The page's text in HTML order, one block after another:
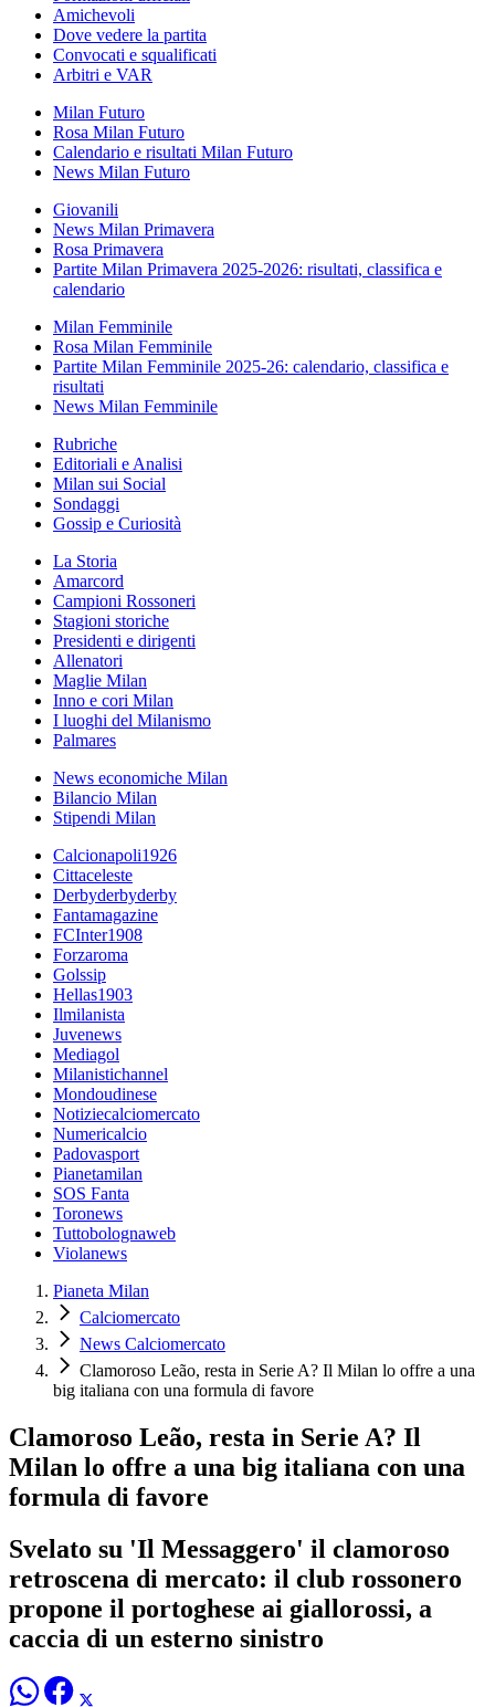
Amichevoli
Dove vedere la partita
Convocati e squalificati
Arbitri e VAR
Milan Futuro
Rosa Milan Futuro
Calendario e risultati Milan Futuro
News Milan Futuro
Giovanili
News Milan Primavera
Rosa Primavera
Partite Milan Primavera 2025-2026: risultati, classifica e
calendario
Milan Femminile
Rosa Milan Femminile
Partite Milan Femminile 2025-26: calendario, classifica e
risultati
News Milan Femminile
Rubriche
Editoriali e Analisi
Milan sui Social
Sondaggi
Gossip e Curiosità
La Storia
Amarcord
Campioni Rossoneri
Stagioni storiche
Presidenti e dirigenti
Allenatori
Maglie Milan
Inno e cori Milan
I luoghi del Milanismo
Palmares
News economiche Milan
Bilancio Milan
Stipendi Milan
Calcionapoli1926
Cittaceleste
Derbyderbyderby
Fantamagazine
FCInter1908
Forzaroma
Golssip
Hellas1903
Ilmilanista
Juvenews
Mediagol
Milanistichannel
Mondoudinese
Notiziecalciomercato
Numericalcio
Padovasport
Pianetamilan
SOS Fanta
Toronews
Tuttobolognaweb
Violanews
Pianeta Milan
Calciomercato
News Calciomercato
Clamoroso Leão, resta in Serie A? Il Milan lo offre a una
big italiana con una formula di favore
Clamoroso Leão, resta in Serie A? Il
Milan lo offre a una big italiana con una
formula di favore
Svelato su 'Il Messaggero' il clamoroso
retroscena di mercato: il club rossonero
propone il portoghese ai giallorossi, a
caccia di un esterno sinistro